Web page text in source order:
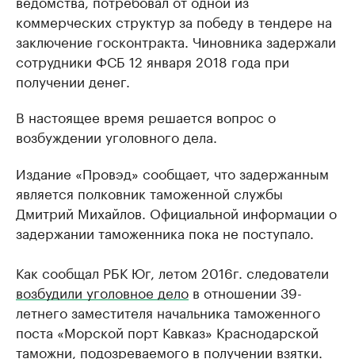
коммерческих структур за победу в тендере на
заключение госконтракта. Чиновника задержали
сотрудники ФСБ 12 января 2018 года при
получении денег.
В настоящее время решается вопрос о
возбуждении уголовного дела.
Издание «Провэд» сообщает, что задержанным
является полковник таможенной службы
Дмитрий Михайлов. Официальной информации о
задержании таможенника пока не поступало.
Как сообщал РБК Юг, летом 2016г. следователи
возбудили уголовное дело в отношении 39-
летнего заместителя начальника таможенного
поста «Морской порт Кавказ» Краснодарской
таможни, подозреваемого в получении взятки.